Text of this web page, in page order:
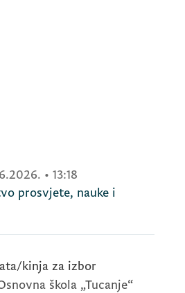
• 13:18
prosvjete, nauke i
kinja za izbor
škola „Tucanje“